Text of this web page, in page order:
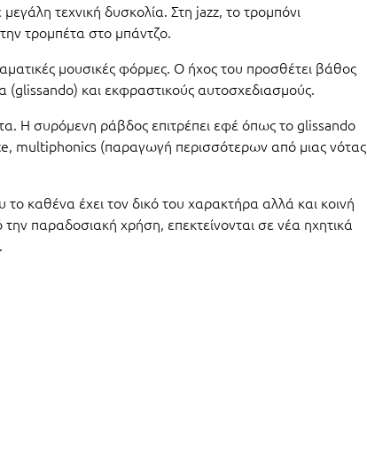
τεχνική δυσκολία. Στη jazz, το τρομπόνι
τρομπέτα στο μπάντζο.
μουσικές φόρμες. Ο ήχος του προσθέτει βάθος
(glissando) και εκφραστικούς αυτοσχεδιασμούς.
Η συρόμενη ράβδος επιτρέπει εφέ όπως το glissando
multiphonics (παραγωγή περισσότερων από μιας νότας
καθένα έχει τον δικό του χαρακτήρα αλλά και κοινή
παραδοσιακή χρήση, επεκτείνονται σε νέα ηχητικά